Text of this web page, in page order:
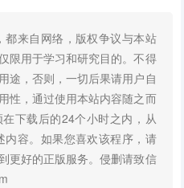
来自网络，版权争议与本站
限用于学习和研究目的。不得
途，否则，一切后果请用户自
性，通过使用本站内容随之而
下载后的24个小时之内，从
容。如果您喜欢该程序，请
更好的正版服务。侵删请致信